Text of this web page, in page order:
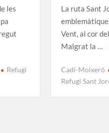
les
Refugi
La ruta Sant
Vent, al cor
Malgrat la …
Cadí-Moixeró
Refugi Sant